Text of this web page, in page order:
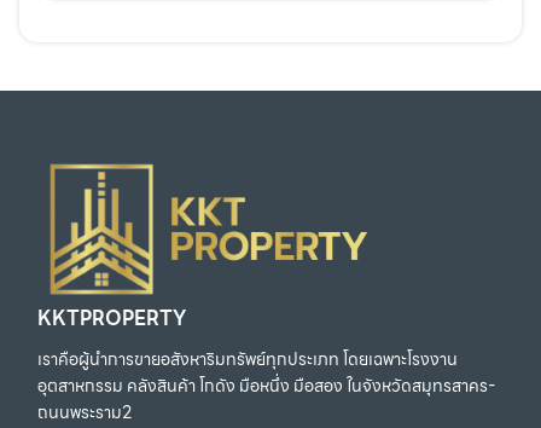
KKTPROPERTY
เราคือผู้นำการขายอสังหาริมทรัพย์ทุกประเภท โดยเฉพาะโรงงาน
อุตสาหกรรม คลังสินค้า โกดัง มือหนึ่ง มือสอง ในจังหวัดสมุทรสาคร-
ถนนพระราม2